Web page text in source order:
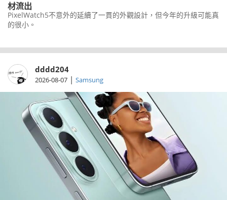
材流出
PixelWatch5不意外的延續了一貫的外觀設計，但今年的升級可能真
的很小。
dddd204
2026-08-07 | Samsung